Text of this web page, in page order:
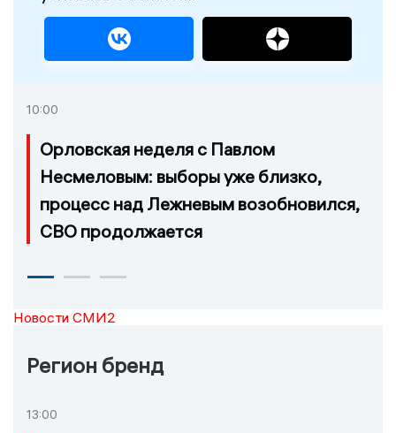
10:00
Орловская неделя с Павлом
Несмеловым: выборы уже близко,
процесс над Лежневым возобновился,
СВО продолжается
Новости СМИ2
Регион бренд
13:00